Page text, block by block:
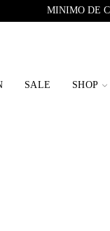
MINIMO DE
SALE SHOP